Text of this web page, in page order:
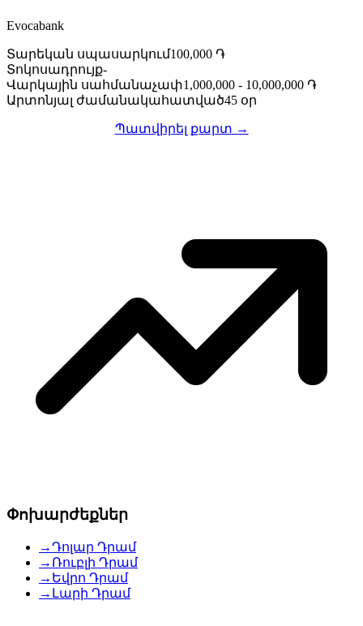
Evocabank
Տարեկան սպասարկում100,000 ֏
Տոկոսադրույք-
Վարկային սահմանաչափ1,000,000 - 10,000,000 ֏
Արտոնյալ ժամանակահատված45 օր
Պատվիրել քարտ →
Փոխարժեքներ
→Դոլար Դրամ
→ Ռուբլի Դրամ
→ Եվրո Դրամ
→ Լարի Դրամ